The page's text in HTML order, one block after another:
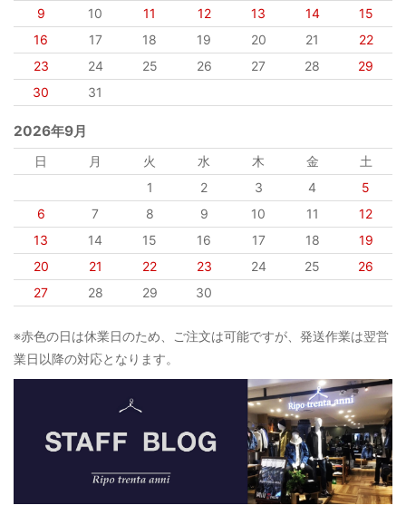
9
10 11 12 13 14
15
16
17 18 19 20 21
22
23
24 25 26 27 28
29
30
31
2026年9月
日 月 火 水 木 金
土
1
2 3 4
5
6
7 8 9 10 11
12
13
14 15 16 17 18
19
20
21 22 23 24 25
26
27
28 29 30
※赤色の日は休業日のため、ご注文は可能ですが、発送作業は翌営
業日以降の対応となります。